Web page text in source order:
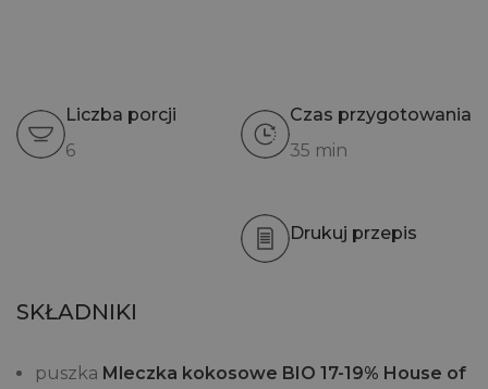
Liczba porcji
6
Czas przygotowania
35 min
Drukuj przepis
SKŁADNIKI
puszka Mleczka kokosowe BIO 17-19% House of